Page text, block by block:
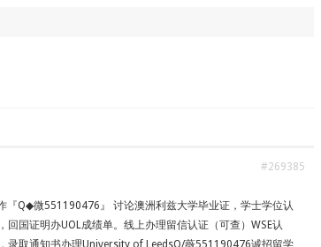
#269385
『Q◆微551190476』 讨论澳洲利兹大学毕业证，学士学位认
回国证明办UOL成绩单。线上办理留信认证（可查）WSE认